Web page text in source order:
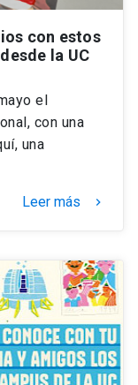
con estos
la UC
el
con una
una
Leer más keyboard_arrow_right